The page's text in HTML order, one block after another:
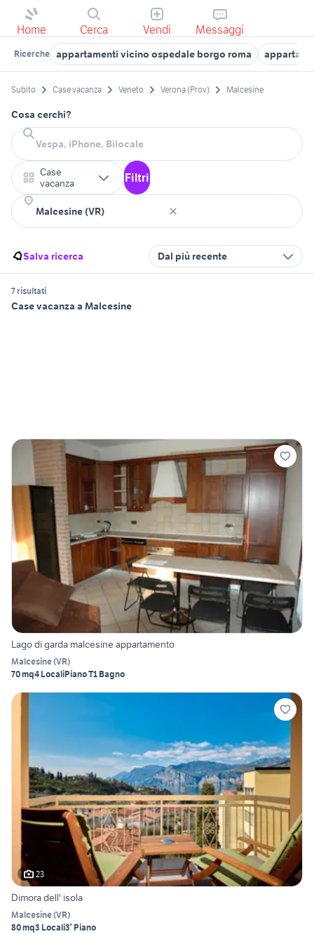
Home Cerca Vendi Messaggi
Ricerche appartamenti vicino ospedale borgo roma
Subito Case vacanza Veneto Verona (Prov) Malcesine
Cosa cerchi?
Case
vacanza
Filtri
Salva ricerca Dal più recente
7 risultati
Case vacanza a Malcesine
Lago di garda malcesine appartamento
Malcesine(VR)
70 mq4 LocaliPiano T1 Bagno
23
Dimora dell' isola
Malcesine(VR)
80 mq3 Locali3° Piano